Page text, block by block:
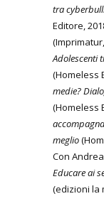
tra
Editore,
(Imprimatur,
Adolescenti
(Homeless
medie?
(Homeless
meglio
Con
Educare ai
(edizioni la